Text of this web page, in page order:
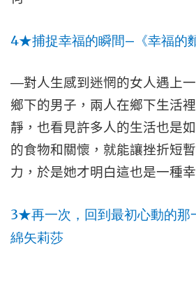
4★捕捉幸福的瞬間— 《幸福的
—對人生感到迷惘的女人遇上
鄉下的男子，兩人在鄉下生活
靜，也看見許多人的生活也是
的食物和關懷，就能讓挫折短
力，於是她才明白這也是一種
3★再一次，回到最初心動的那
綿矢莉莎